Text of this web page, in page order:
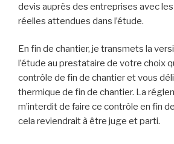
devis auprès des entreprises avec
réelles attendues dans l’étude.
En fin de chantier, je transmets la
l’étude au prestataire de votre choix
contrôle de fin de chantier et vous
thermique de fin de chantier. La
m’interdit de faire ce contrôle en fin
cela reviendrait à être juge et parti.